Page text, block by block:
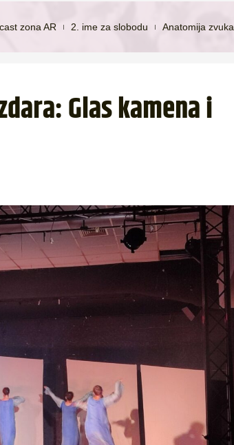
zona AR 2. ime za slobodu Anatomija zvuka
Glas kamena i